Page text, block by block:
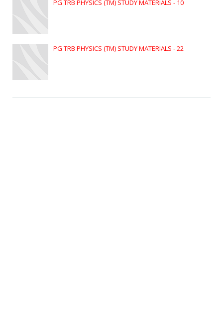
PG TRB PHYSICS (TM) STUDY MATERIALS - 10
PG TRB PHYSICS (TM) STUDY MATERIALS - 22